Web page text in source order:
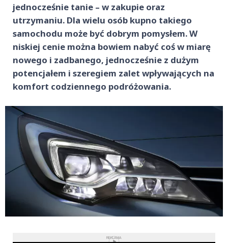
jednocześnie tanie – w zakupie oraz
utrzymaniu. Dla wielu osób kupno takiego
samochodu może być dobrym pomysłem. W
niskiej cenie można bowiem nabyć coś w miarę
nowego i zadbanego, jednocześnie z dużym
potencjałem i szeregiem zalet wpływających na
komfort codziennego podróżowania.
REKLAMA